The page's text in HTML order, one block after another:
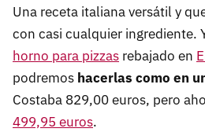
Una receta italiana versátil y
con casi cualquier ingrediente.
horno para pizzas rebajado en
podremos hacerlas como en
Costaba 829,00 euros, pero
499,95 euros.